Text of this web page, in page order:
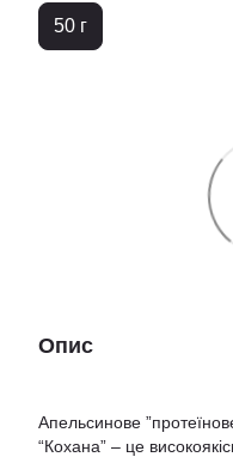
50 г
Опис
Апельсинове
“Кохана” – це